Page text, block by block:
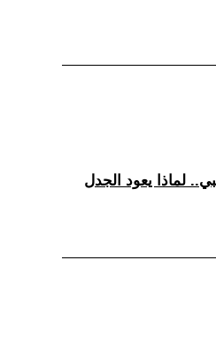
لماذا يعود الجدل